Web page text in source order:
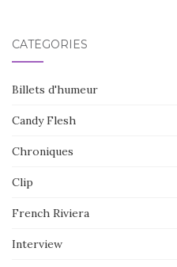
CATÉGORIES
Billets d'humeur
Candy Flesh
Chroniques
Clip
French Riviera
Interview